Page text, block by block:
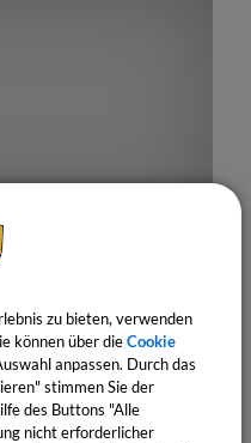
Uhr
zu bieten, verwenden
können über dieCookie
anpassen. Durch das
stimmen Sie der
des Buttons "Alle
nicht erforderlicher